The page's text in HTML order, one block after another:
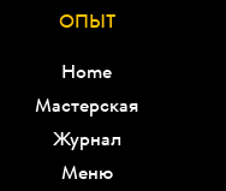
ОПЫТ
Home
Мастерская
Журнал
Меню